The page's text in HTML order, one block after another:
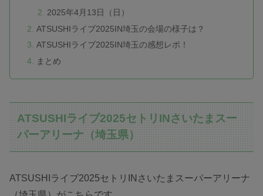
2025年4月13日（日）
ATSUSHIライブ2025IN埼玉の会場の様子は？
ATSUSHIライブ2025IN埼玉の感想レポ！
まとめ
ATSUSHIライブ2025セトリINさいたまスー
パーアリーナ（埼玉県）
ATSUSHIライブ2025セトリINさいたまスーパーアリーナ